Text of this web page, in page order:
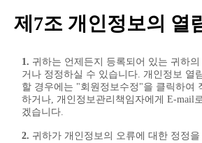
제7조 개인정보의 열
1. 귀하는 언제든지 등록되어 있는 귀하
거나 정정하실 수 있습니다. 개인정보 열
할 경우에는 "회원정보수정"을 클릭하여
하거나, 개인정보관리책임자에게 E-mail
겠습니다.
2. 귀하가 개인정보의 오류에 대한 정정